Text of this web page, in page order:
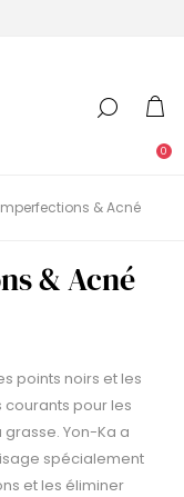
0
& Acné
& Acné
points noirs et les
pour les
Yon-Ka a
spécialement
et les éliminer